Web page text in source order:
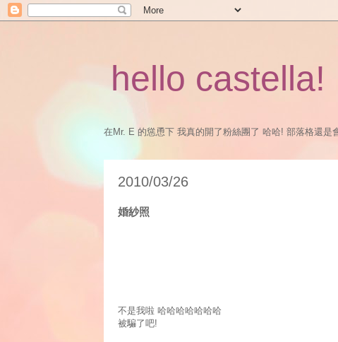
hello castella!
在Mr. E 的慫恿下 我真的開了粉絲團了 哈哈! 部落格還
2010/03/26
婚紗照
不是我啦 哈哈哈哈哈哈哈
被騙了吧!